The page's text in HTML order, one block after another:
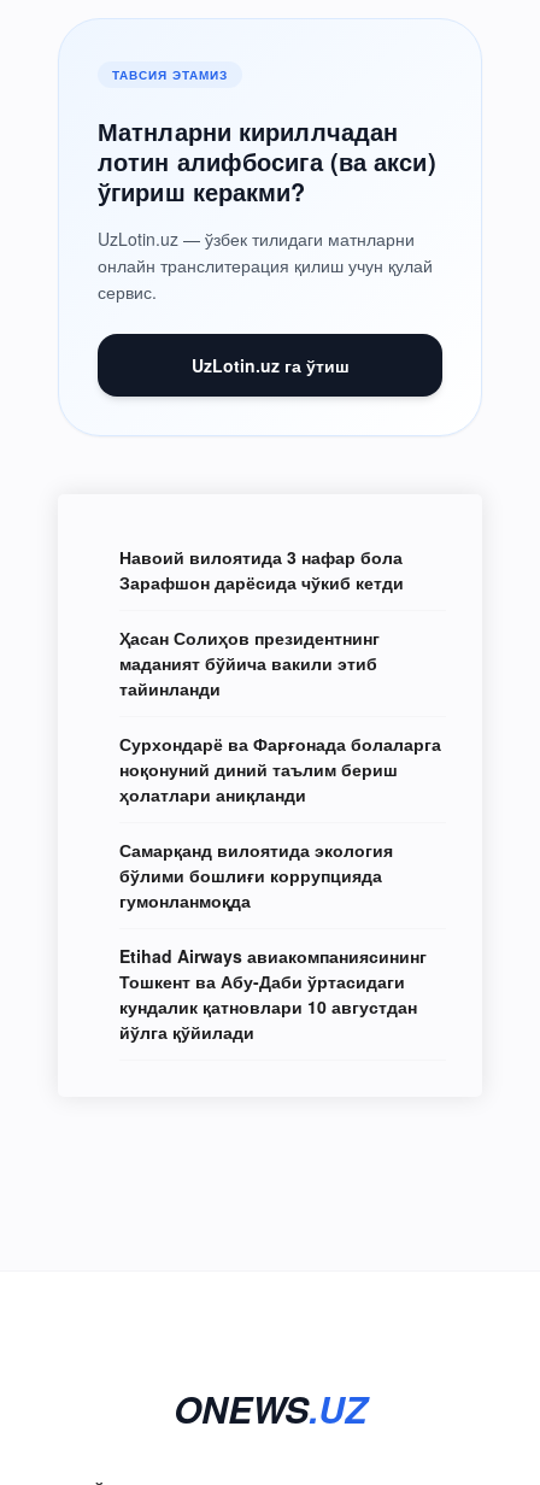
ТАВСИЯ ЭТАМИЗ
Матнларни кириллчадан
лотин алифбосига (ва акси)
ўгириш керакми?
UzLotin.uz — ўзбек тилидаги матнларни
онлайн транслитерация қилиш учун қулай
сервис.
UzLotin.uz га ўтиш
Навоий вилоятида 3 нафар бола
Зарафшон дарёсида чўкиб кетди
Ҳасан Солиҳов президентнинг
маданият бўйича вакили этиб
тайинланди
Сурхондарё ва Фарғонада болаларга
ноқонуний диний таълим бериш
ҳолатлари аниқланди
Самарқанд вилоятида экология
бўлими бошлиғи коррупцияда
гумонланмоқда
Etihad Airways авиакомпаниясининг
Тошкент ва Абу-Даби ўртасидаги
кундалик қатновлари 10 августдан
йўлга қўйилади
ONEWS.UZ